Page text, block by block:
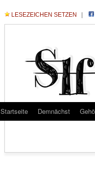
LESEZEICHEN SETZEN
Startseite Demnächst